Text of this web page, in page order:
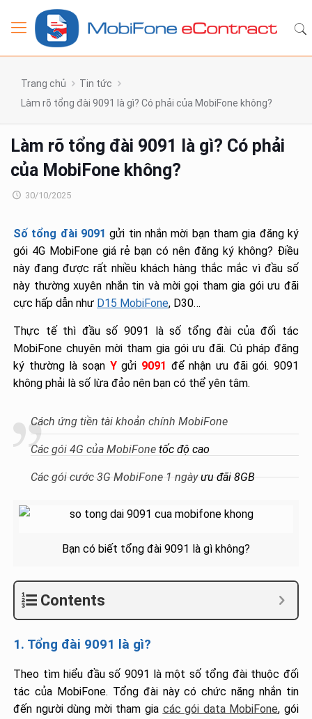
Trang chủ
Tin tức
Làm rõ tổng đài 9091 là gì? Có phải của MobiFone không?
Làm rõ tổng đài 9091 là gì? Có phải
của MobiFone không?
30/10/2025
Số tổng đài 9091 gửi tin nhắn mời bạn tham gia đăng ký
gói 4G MobiFone giá rẻ bạn có nên đăng ký không? Điều
này đang được rất nhiều khách hàng thắc mắc vì đầu số
này thường xuyên nhắn tin và mời gọi tham gia gói ưu đãi
cực hấp dẫn như D15 MobiFone, D30…
Thực tế thì đầu số 9091 là số tổng đài của đối tác
MobiFone chuyên mời tham gia gói ưu đãi. Cú pháp đăng
ký thường là soạn Ygửi 9091 để nhận ưu đãi gói. 9091
không phải là số lừa đảo nên bạn có thể yên tâm.
Cách ứng tiền tài khoản chính MobiFone
Các gói 4G của MobiFone tốc độ cao
Các gói cước 3G MobiFone 1 ngàyưu đãi 8GB
Bạn có biết tổng đài 9091 là gì không?
Contents
1. Tổng đài 9091 là gì?
Theo tìm hiểu đầu số 9091 là một số tổng đài thuộc đối
tác của MobiFone. Tổng đài này có chức năng nhắn tin
đến người dùng mời tham gia các gói data MobiFone, gói